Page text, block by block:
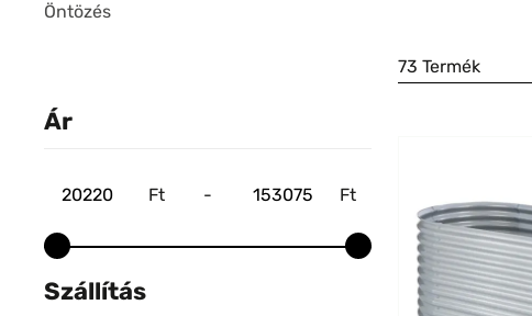
Öntözés
Ár
Ft - Ft
Szállítás
73 Termék